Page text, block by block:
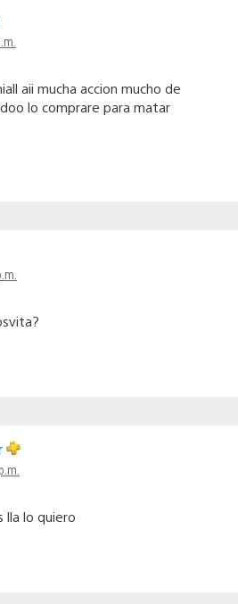
aii mucha accion mucho de
lo comprare para matar
lla lo quiero